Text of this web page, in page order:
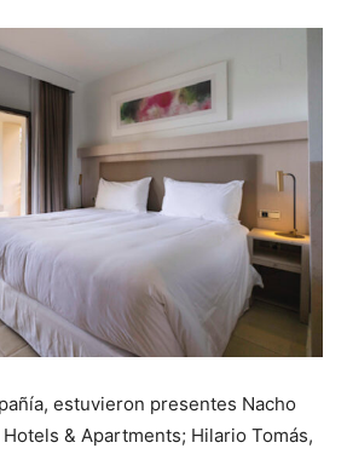
estuvieron presentes Nacho
Hotels & Apartments; Hilario Tomás,